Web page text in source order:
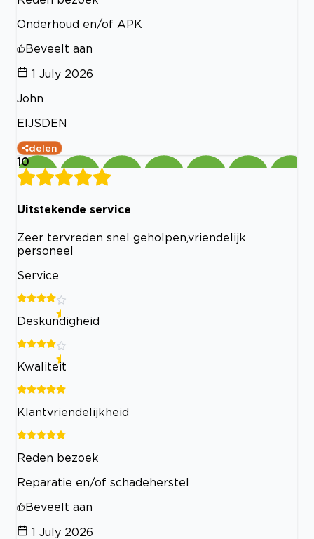
Onderhoud en/of APK
Beveelt aan
1 July 2026
John
EIJSDEN
delen
10
Uitstekende service
Zeer tervreden snel geholpen,vriendelijk
personeel
Service
Deskundigheid
Kwaliteit
Klantvriendelijkheid
Reden bezoek
Reparatie en/of schadeherstel
Beveelt aan
1 July 2026